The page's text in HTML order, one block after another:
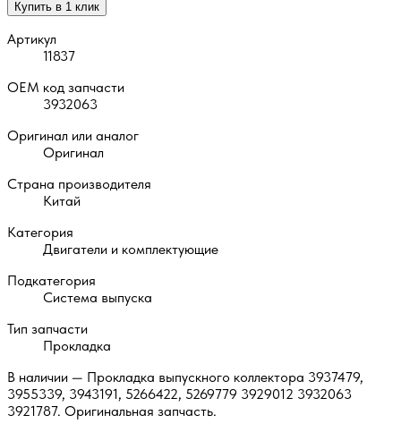
Купить в 1 клик
Артикул
11837
OEM код запчасти
3932063
Оригинал или аналог
Оригинал
Страна производителя
Китай
Категория
Двигатели и комплектующие
Подкатегория
Система выпуска
Тип запчасти
Прокладка
В наличии — Прокладка выпускного коллектора 3937479,
3955339, 3943191, 5266422, 5269779 3929012 3932063
3921787. Оригинальная запчасть.